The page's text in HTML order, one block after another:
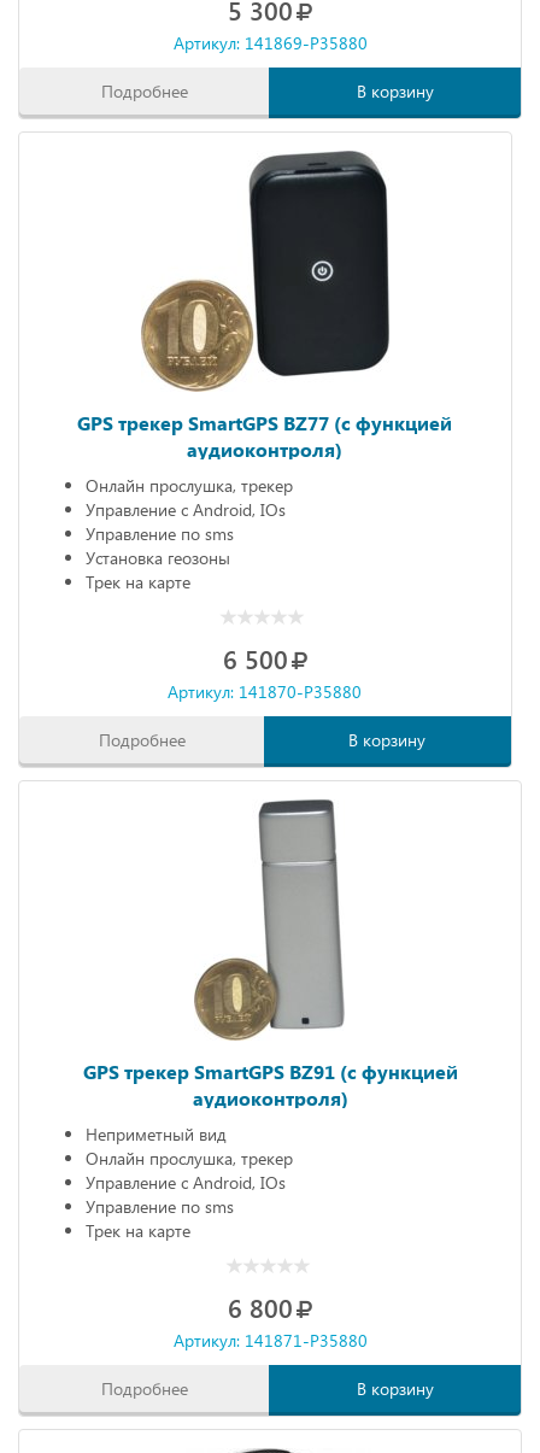
5 300
Артикул: 141869-P35880
Подробнее В корзину
GPS трекер SmartGPS BZ77 (с функцией
аудиоконтроля)
Онлайн прослушка, трекер
Управление с Android, IOs
Управление по sms
Установка геозоны
Трек на карте
6 500
Артикул: 141870-P35880
Подробнее В корзину
GPS трекер SmartGPS BZ91 (с функцией
аудиоконтроля)
Неприметный вид
Онлайн прослушка, трекер
Управление с Android, IOs
Управление по sms
Трек на карте
6 800
Артикул: 141871-P35880
Подробнее В корзину